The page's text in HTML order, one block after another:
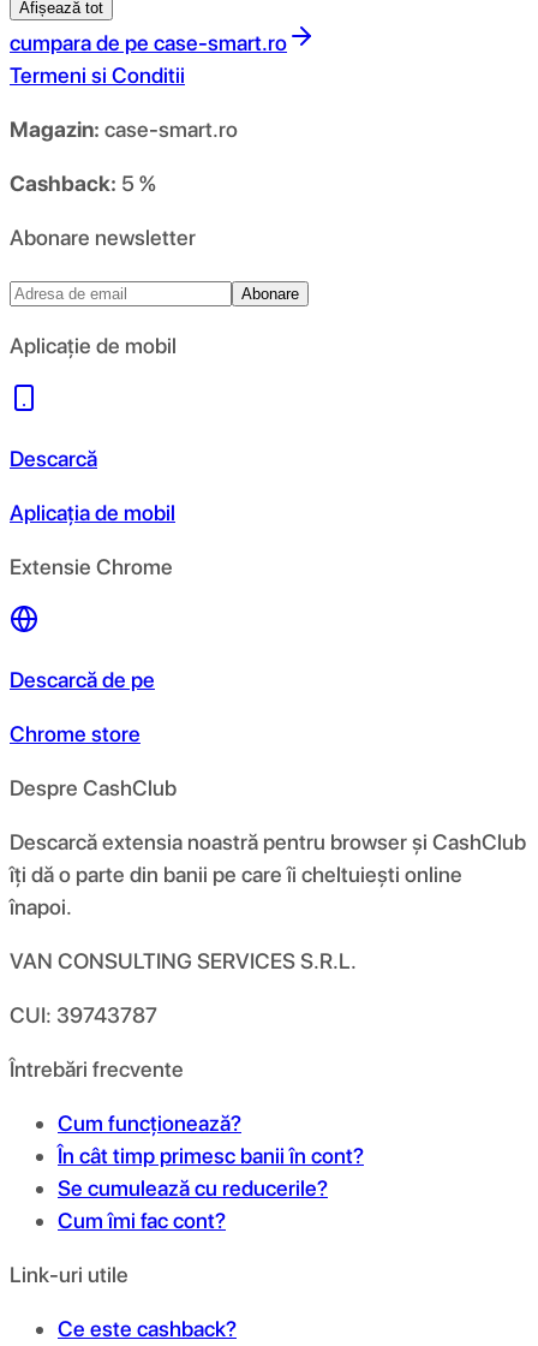
Afișează tot
cumpara de pe case-smart.ro
Termeni si Conditii
Magazin: case-smart.ro
Cashback: 5 %
Abonare newsletter
Abonare
Aplicație de mobil
Descarcă
Aplicația de mobil
Extensie Chrome
Descarcă de pe
Chrome store
Despre CashClub
Descarcă extensia noastră pentru browser și CashClub
îți dă o parte din banii pe care îi cheltuiești online
înapoi.
VAN CONSULTING SERVICES S.R.L.
CUI: 39743787
Întrebări frecvente
Cum funcționează?
În cât timp primesc banii în cont?
Se cumulează cu reducerile?
Cum îmi fac cont?
Link-uri utile
Ce este cashback?